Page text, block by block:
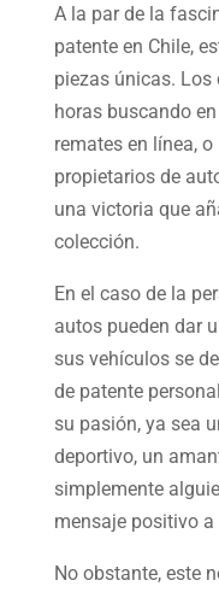
A la par de la
patente en Chile,
piezas únicas.
horas buscando
remates en línea,
propietarios de
una victoria que
colección.
En el caso de la
autos pueden dar
sus vehículos se
de patente
su pasión, ya sea
deportivo, un
simplemente
mensaje positivo
No obstante, este